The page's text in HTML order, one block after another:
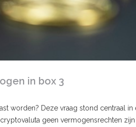
in box 3
worden? Deze vraag stond centraal in
geen vermogensrechten